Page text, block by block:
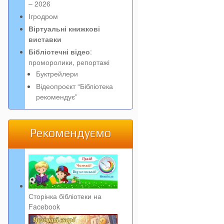
– 2026
Ігродром
Віртуальні книжкові
виставки
Бібліотечні відео:
проморолики, репортажі
Буктрейлери
Відеопроєкт “Бібліотека
рекомендує”
Рекомендуємо
Сторінка бібліотеки на
Facebook